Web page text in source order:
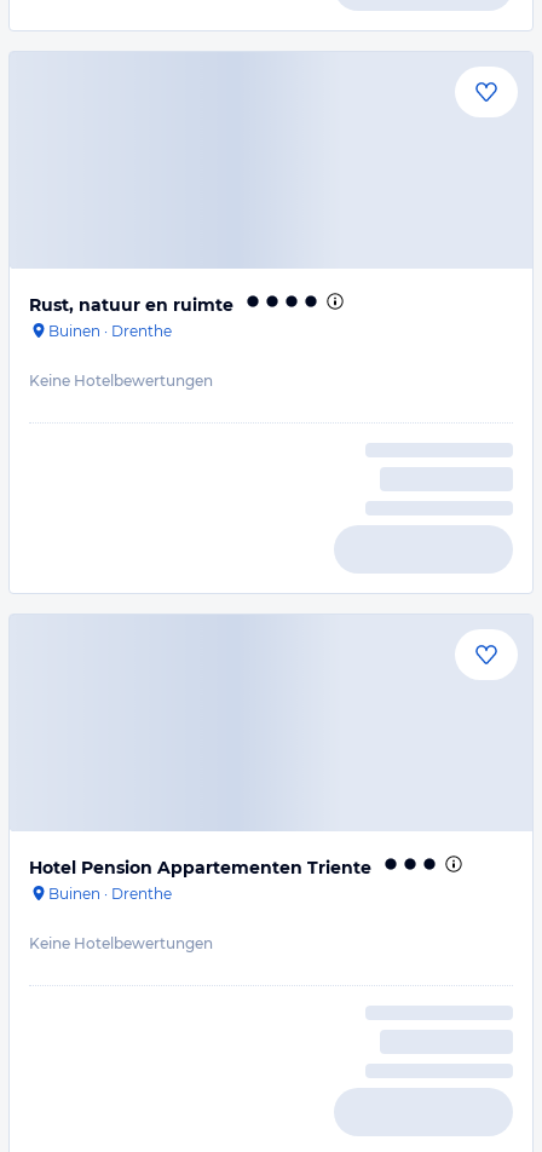
Rust, natuur en ruimte
Buinen · Drenthe
Keine Hotelbewertungen
Hotel Pension Appartementen Triente
Buinen · Drenthe
Keine Hotelbewertungen